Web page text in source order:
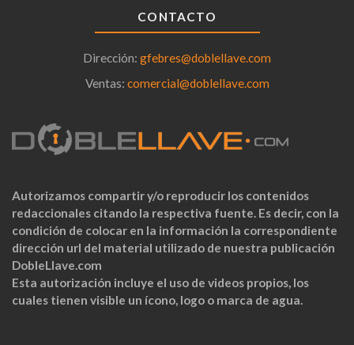
CONTACTO
Dirección: gfebres@doblellave.com
Ventas: comercial@doblellave.com
Autorizamos compartir y/o reproducir los contenidos
redaccionales citando la respectiva fuente. Es decir, con la
condición de colocar en la información la correspondiente
dirección url del material utilizado de nuestra publicación
DobleLlave.com
Esta autorización incluye el uso de videos propios, los
cuales tienen visible un ícono, logo o marca de agua.